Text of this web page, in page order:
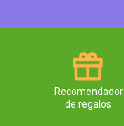
Recomendador
de regalos